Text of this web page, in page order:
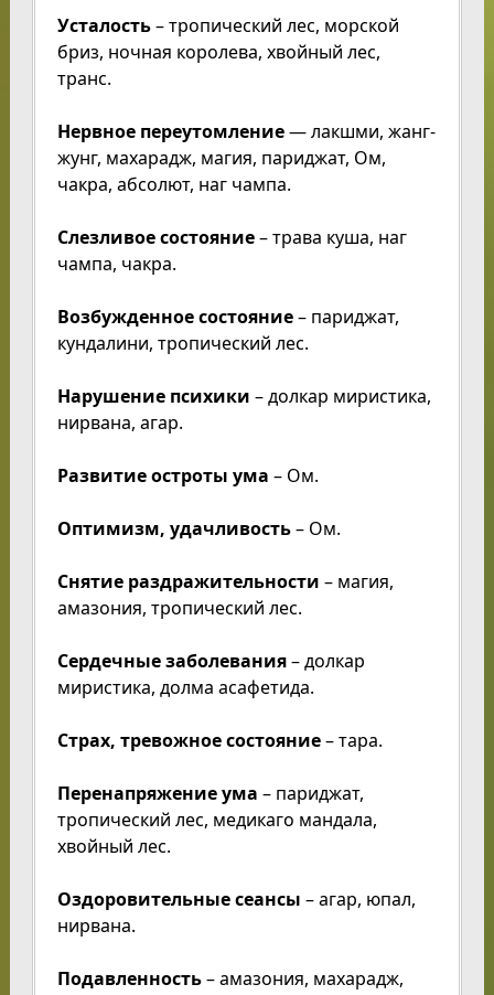
Усталость– тропический лес, морской
бриз, ночная королева, хвойный лес,
транс.
Нервное переутомление— лакшми, жанг-
жунг, махарадж, магия, париджат, Ом,
чакра, абсолют, наг чампа.
Слезливое состояние– трава куша, наг
чампа, чакра.
Возбужденное состояние– париджат,
кундалини, тропический лес.
Нарушение психики – долкар миристика,
нирвана, агар.
Развитие остроты ума – Ом.
Оптимизм, удачливость– Ом.
Снятие раздражительности – магия,
амазония, тропический лес.
Сердечные заболевания– долкар
миристика, долма асафетида.
Страх, тревожное состояние– тара.
Перенапряжение ума – париджат,
тропический лес, медикаго мандала,
хвойный лес.
Оздоровительные сеансы – агар, юпал,
нирвана.
Подавленность– амазония, махарадж,